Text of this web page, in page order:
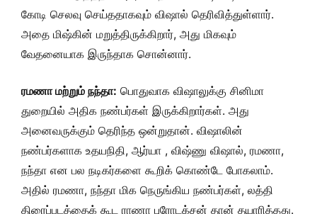
கோடி செலவு செய்ததாகவும் விஷால் தெரிவித்துள்ளார்.
அதை மிஷ்கின் மறுத்திருக்கிறார், அது மிகவும்
வேதனையாக இருந்தாக சொன்னார்.
ரமணா மற்றும் நந்தா: பொதுவாக விஷாலுக்கு சினிமா
துறையில் அதிக நண்பர்கள் இருக்கிறார்கள். அது
அனைவருக்கும் தெரிந்த ஒன்றுதான். விஷாலின்
நண்பர்களாக உதயநிதி, ஆர்யா , விஷ்ணு விஷால், ரமணா,
நந்தா என பல நடிகர்களை கூறிக் கொண்டே போகலாம்.
அதில் ரமணா, நந்தா மிக நெருங்கிய நண்பர்கள், லத்தி
திரைப்படத்தைக் கூட ராணா புரோடக்சன் தான் தயாரித்தது.